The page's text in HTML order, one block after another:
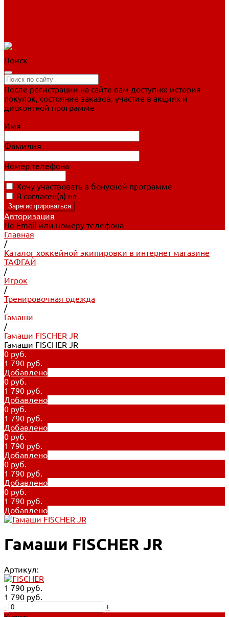
Поиск
После регистрации на сайте вам доступно: история
покупок, состояние заказов, участие в акциях и
дисконтной программе
Имя
Фамилия
Номер телефона
Хочу участвовать в бонусной программе
Я согласен(а) на
Авторизация
По Email или номеру телефона
Главная
/
Каталог хоккейной экипировки в интернет магазине
ТАФГАЙ
/
Игрок
/
Тренировочная одежда
/
Гамаши
/
Гамаши FISCHER JR
Гамаши FISCHER JR
0 руб.
1 790 руб.
Добавлено
0 руб.
1 790 руб.
Добавлено
0 руб.
1 790 руб.
Добавлено
0 руб.
1 790 руб.
Добавлено
0 руб.
1 790 руб.
Добавлено
0 руб.
1 790 руб.
Добавлено
Гамаши FISCHER JR
Артикул:
1 790 руб.
1 790 руб.
-
+